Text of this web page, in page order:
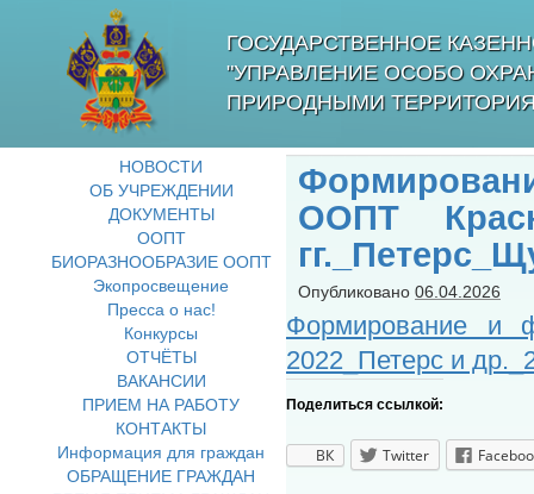
ГОСУДАРСТВЕННОЕ
"УПРАВЛЕНИЕ ОСОБО
ПРИРОДНЫМИ
ООПТ
Опубликовано 06.04.2026
Формирование и
2022_Петерс и
Поделиться ссылкой:
ВК Twitter
НОВОСТИ
ОБ УЧРЕЖДЕНИИ
ДОКУМЕНТЫ
ООПТ
БИОРАЗНООБРАЗИЕ ООПТ
Экопросвещение
Пресса о нас!
Конкурсы
ОТЧЁТЫ
ВАКАНСИИ
ПРИЕМ НА РАБОТУ
КОНТАКТЫ
Информация для граждан
ОБРАЩЕНИЕ ГРАЖДАН